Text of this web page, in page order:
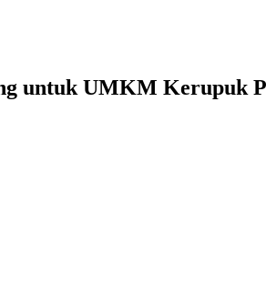
untuk UMKM Kerupuk